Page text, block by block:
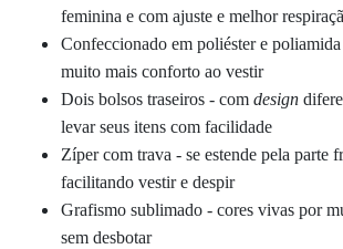
feminina e com ajuste e melhor
Confeccionado em poliéster e
muito mais conforto ao vestir
Dois bolsos traseiros - com design
levar seus itens com facilidade
Zíper com trava - se estende pela parte
facilitando vestir e despir
Grafismo sublimado - cores vivas por
sem desbotar